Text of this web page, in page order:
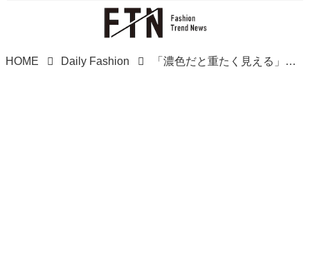
HOME Daily Fashion 「濃色だと重たく見える」を解決！【AMERICAN HOLIC】初夏に取り入れたい「ブラウンアイテム」